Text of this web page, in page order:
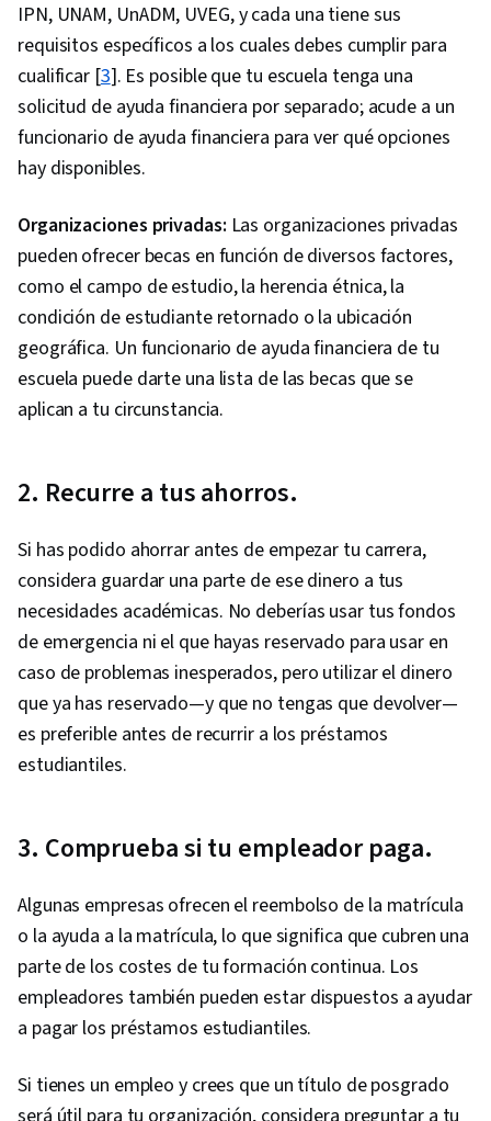
IPN, UNAM, UnADM, UVEG, y cada una tiene sus
requisitos específicos a los cuales debes cumplir para
cualificar [3]. Es posible que tu escuela tenga una
solicitud de ayuda financiera por separado; acude a un
funcionario de ayuda financiera para ver qué opciones
hay disponibles.
Organizaciones privadas: Las organizaciones privadas
pueden ofrecer becas en función de diversos factores,
como el campo de estudio, la herencia étnica, la
condición de estudiante retornado o la ubicación
geográfica. Un funcionario de ayuda financiera de tu
escuela puede darte una lista de las becas que se
aplican a tu circunstancia.
2. Recurre a tus ahorros.
Si has podido ahorrar antes de empezar tu carrera,
considera guardar una parte de ese dinero a tus
necesidades académicas. No deberías usar tus fondos
de emergencia ni el que hayas reservado para usar en
caso de problemas inesperados, pero utilizar el dinero
que ya has reservado—y que no tengas que devolver—
es preferible antes de recurrir a los préstamos
estudiantiles.
3. Comprueba si tu empleador paga.
Algunas empresas ofrecen el reembolso de la matrícula
o la ayuda a la matrícula, lo que significa que cubren una
parte de los costes de tu formación continua. Los
empleadores también pueden estar dispuestos a ayudar
a pagar los préstamos estudiantiles.
Si tienes un empleo y crees que un título de posgrado